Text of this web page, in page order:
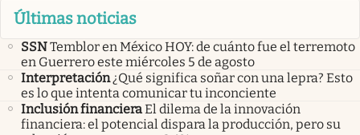
Últimas noticias
SSNTemblor en México HOY: de cuánto fue el terremoto
en Guerrero este miércoles 5 de agosto
Interpretación ¿Qué significa soñar con una lepra? Esto
es lo que intenta comunicar tu inconciente
Inclusión financieraEl dilema de la innovación
financiera: el potencial dispara la producción, pero su